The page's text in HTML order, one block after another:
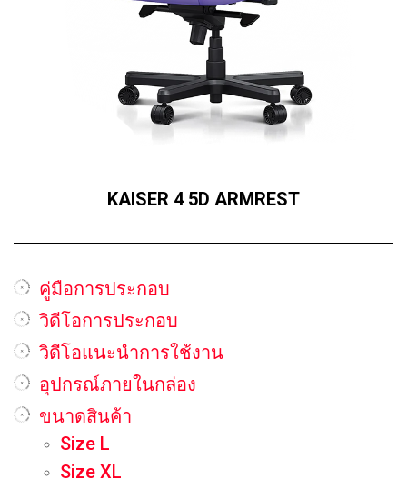
KAISER 4 5D ARMREST
คู่มือการประกอบ
วิดีโอการประกอบ
วิดีโอแนะนำการใช้งาน
อุปกรณ์ภายในกล่อง
ขนาดสินค้า
Size L
Size XL